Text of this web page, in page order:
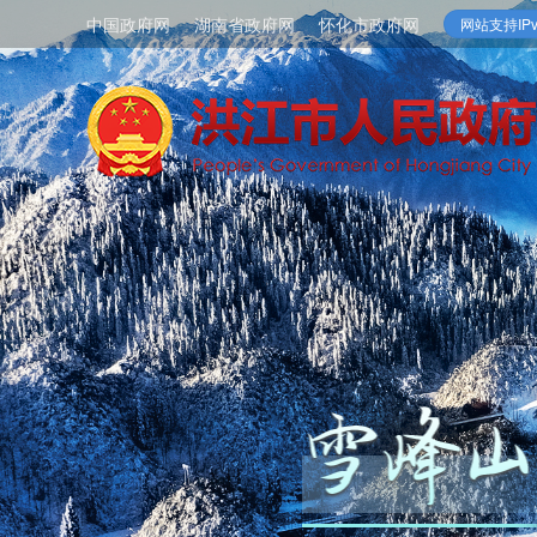
中国政府网 湖南省政府网 怀化市政府网 网站支持